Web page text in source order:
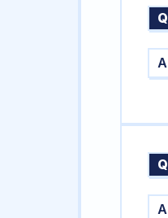
Q
A
Q
A